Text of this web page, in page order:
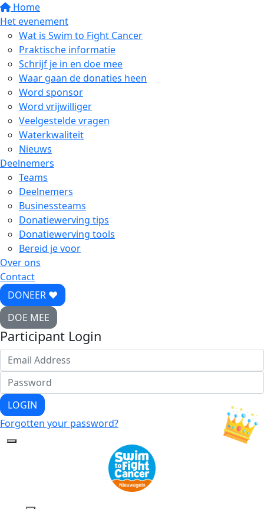
Home
Het evenement
Wat is Swim to Fight Cancer
Praktische informatie
Schrijf je in en doe mee
Waar gaan de donaties heen
Word sponsor
Word vrijwilliger
Veelgestelde vragen
Waterkwaliteit
Nieuws
Deelnemers
Teams
Deelnemers
Businessteams
Donatiewerving tips
Donatiewerving tools
Bereid je voor
Over ons
Contact
DONEER ♥
DOE MEE
Participant Login
LOGIN
Forgotten your password?